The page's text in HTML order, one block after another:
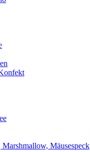
Marshmallow, Mäusespeck